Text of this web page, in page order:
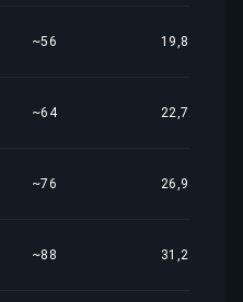
~56 19,88 €
~64 22,72 €
~76 26,98 €
~88 31,24 €